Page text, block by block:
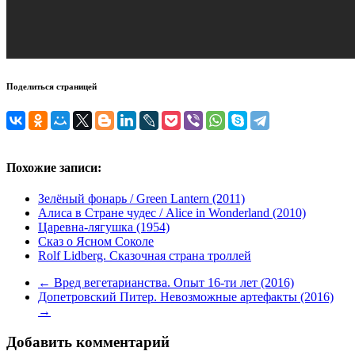
Поделиться страницей
Похожие записи:
Зелёный фонарь / Green Lantern (2011)
Алиса в Стране чудес / Alice in Wonderland (2010)
Царевна-лягушка (1954)
Сказ о Ясном Соколе
Rolf Lidberg. Сказочная страна троллей
← Вред вегетарианства. Опыт 16-ти лет (2016)
Допетровский Питер. Невозможные артефакты (2016)
→
Добавить комментарий